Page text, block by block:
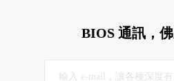
BIOS 通訊，